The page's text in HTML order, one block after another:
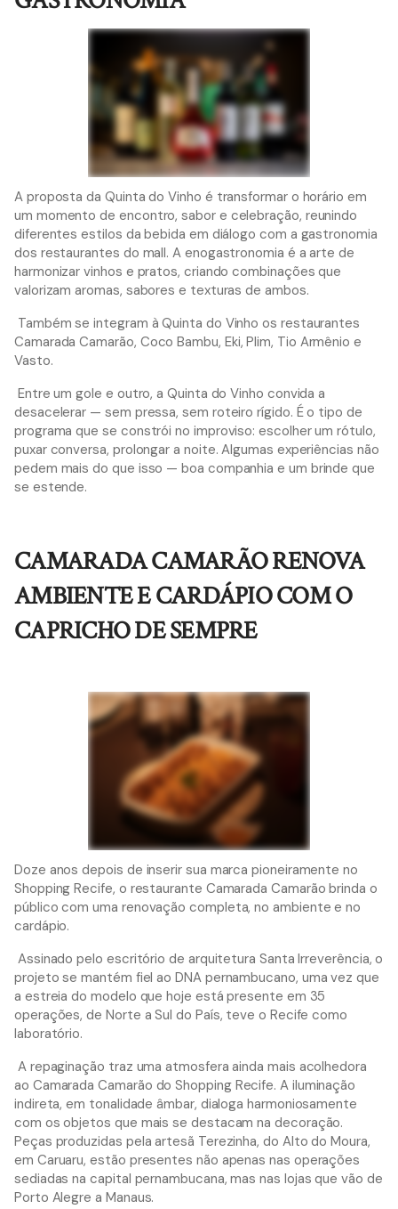
A proposta da Quinta do Vinho é transformar o horário em
um momento de encontro, sabor e celebração, reunindo
diferentes estilos da bebida em diálogo com a gastronomia
dos restaurantes do mall. A enogastronomia é a arte de
harmonizar vinhos e pratos, criando combinações que
valorizam aromas, sabores e texturas de ambos.
Também se integram à Quinta do Vinho os restaurantes
Camarada Camarão, Coco Bambu, Eki, Plim, Tio Armênio e
Vasto.
Entre um gole e outro, a Quinta do Vinho convida a
desacelerar — sem pressa, sem roteiro rígido. É o tipo de
programa que se constrói no improviso: escolher um rótulo,
puxar conversa, prolongar a noite. Algumas experiências não
pedem mais do que isso — boa companhia e um brinde que
se estende.
CAMARADA CAMARÃO RENOVA
AMBIENTE E CARDÁPIO COM O
CAPRICHO DE SEMPRE
Doze anos depois de inserir sua marca pioneiramente no
Shopping Recife, o restaurante Camarada Camarão brinda o
público com uma renovação completa, no ambiente e no
cardápio.
Assinado pelo escritório de arquitetura Santa Irreverência, o
projeto se mantém fiel ao DNA pernambucano, uma vez que
a estreia do modelo que hoje está presente em 35
operações, de Norte a Sul do País, teve o Recife como
laboratório.
A repaginação traz uma atmosfera ainda mais acolhedora
ao Camarada Camarão do Shopping Recife. A iluminação
indireta, em tonalidade âmbar, dialoga harmoniosamente
com os objetos que mais se destacam na decoração.
Peças produzidas pela artesã Terezinha, do Alto do Moura,
em Caruaru, estão presentes não apenas nas operações
sediadas na capital pernambucana, mas nas lojas que vão de
Porto Alegre a Manaus.